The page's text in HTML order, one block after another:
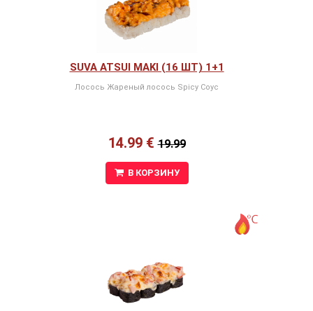
SUVA ATSUI MAKI (16 ШТ) 1+1
Лосось Жареный лосось Spicy Соус
14.99 €19.99
В КОРЗИНУ